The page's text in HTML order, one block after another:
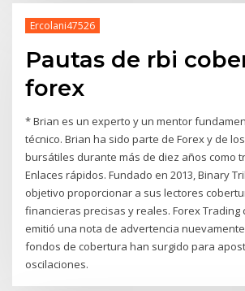
Ercolani47526
Pautas de rbi
forex
* Brian es un experto y un mentor
técnico. Brian ha sido parte de Forex y de
bursátiles durante más de diez años como
Enlaces rápidos. Fundado en 2013, Binary
objetivo proporcionar a sus lectores
financieras precisas y reales. Forex Trading
emitió una nota de advertencia
fondos de cobertura han surgido para
oscilaciones.